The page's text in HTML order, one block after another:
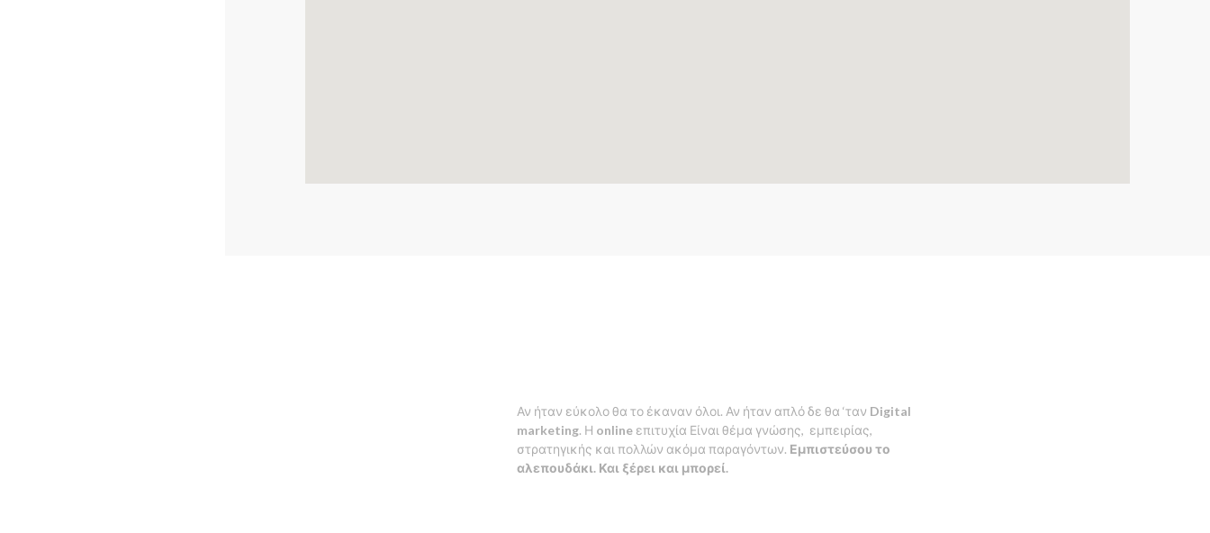
Αν ήταν εύκολο θα το έκαναν όλοι. Αν ήταν απλό δε θα ‘ταν Digital
marketing. Η online επιτυχία Είναι θέμα γνώσης, εμπειρίας,
στρατηγικής και πολλών ακόμα παραγόντων. Εμπιστεύσου το
αλεπουδάκι. Και ξέρει και μπορεί.